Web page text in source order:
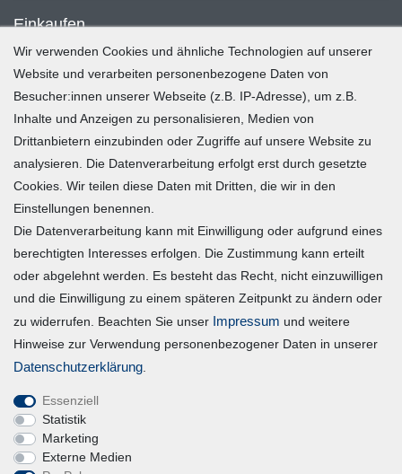
Einkaufen
Zahlung und Versand
Widerrufsrecht
Warenkorb
Zur Kasse
Mein Konto
Registrieren
Login
Vertrag widerrufen
Unternehmen
Blog
Datenschutzerklärung
Erklärung zur Barrierefreiheit
Wir verwenden Cookies und ähnliche Technologien auf unserer
Website und verarbeiten personenbezogene Daten von
Besucher:innen unserer Webseite (z.B. IP-Adresse), um z.B.
Inhalte und Anzeigen zu personalisieren, Medien von
Drittanbietern einzubinden oder Zugriffe auf unsere Website zu
analysieren. Die Datenverarbeitung erfolgt erst durch gesetzte
Cookies. Wir teilen diese Daten mit Dritten, die wir in den
Einstellungen benennen.
Die Datenverarbeitung kann mit Einwilligung oder aufgrund eines
berechtigten Interesses erfolgen. Die Zustimmung kann erteilt
oder abgelehnt werden. Es besteht das Recht, nicht einzuwilligen
und die Einwilligung zu einem späteren Zeitpunkt zu ändern oder
zu widerrufen. Beachten Sie unser Impressum und weitere
Hinweise zur Verwendung personenbezogener Daten in unserer
Daten­schutz­erklärung
Essenziell
Statistik
Marketing
Externe Medien